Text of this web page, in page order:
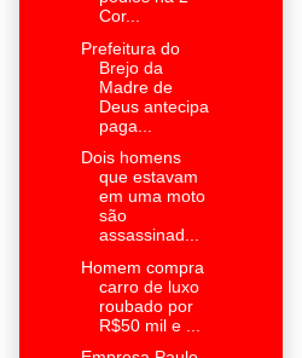
Cor...
Prefeitura do
Brejo da
Madre de
Deus antecipa
paga...
Dois homens
que estavam
em uma moto
são
assassinad...
Homem compra
carro de luxo
roubado por
R$50 mil e ...